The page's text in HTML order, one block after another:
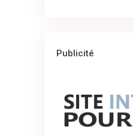
Publicité